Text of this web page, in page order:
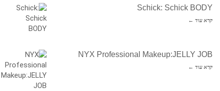
Schick: Schick BODY
קרא עוד ←
NYX Professional Makeup:JELLY JOB
קרא עוד ←